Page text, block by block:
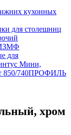
кухонных
для столешниц
для
Мини,
850/740ПРОФИЛЬ
хром